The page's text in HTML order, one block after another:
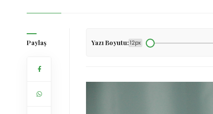
Paylaş Yazı Boyutu: 12px